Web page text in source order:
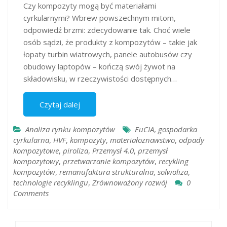
Czy kompozyty mogą być materiałami
cyrkularnymi? Wbrew powszechnym mitom,
odpowiedź brzmi: zdecydowanie tak. Choć wiele
osób sądzi, że produkty z kompozytów – takie jak
łopaty turbin wiatrowych, panele autobusów czy
obudowy laptopów – kończą swój żywot na
składowisku, w rzeczywistości dostępnych…
Czytaj dalej
Analiza rynku kompozytów EuCIA, gospodarka
cyrkularna, HVF, kompozyty, materiałoznawstwo, odpady
kompozytowe, piroliza, Przemysł 4.0, przemysł
kompozytowy, przetwarzanie kompozytów, recykling
kompozytów, remanufaktura strukturalna, solwoliza,
technologie recyklingu, Zrównoważony rozwój
0
Comments